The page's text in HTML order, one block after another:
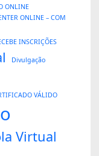
ONLINE
ONLINE – COM
INSCRIÇÕES
Divulgação
VÁLIDO
Virtual